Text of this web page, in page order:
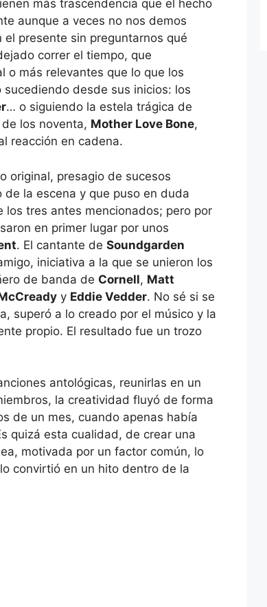
más trascendencia que el hecho
aunque a veces no nos demos
presente sin preguntarnos qué
correr el tiempo, que
o más relevantes que lo que los
desde sus inicios: los
… o siguiendo la estela trágica de
los noventa, Mother Love Bone,
reacción en cadena.
original, presagio de sucesos
la escena y que puso en duda
tres antes mencionados; pero por
en primer lugar por unos
. El cantante de Soundgarden
iniciativa a la que se unieron los
de banda de Cornell, Matt
y Eddie Vedder. No sé si se
superó a lo creado por el músico y la
propio. El resultado fue un trozo
antológicas, reunirlas en un
la creatividad fluyó de forma
de un mes, cuando apenas había
quizá esta cualidad, de crear una
motivada por un factor común, lo
convirtió en un hito dentro de la